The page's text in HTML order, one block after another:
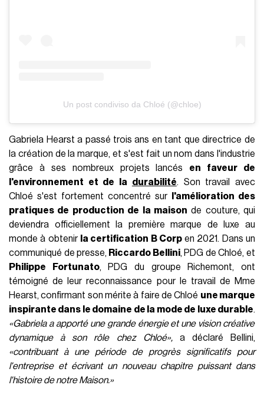
Un post condiviso da Chloé (@chloe)
Gabriela Hearst a passé trois ans en tant que directrice de
la création de la marque, et s'est fait un nom dans l'industrie
grâce à ses nombreux projets lancés en faveur de
l'environnement et de la durabilité. Son travail avec
Chloé s'est fortement concentré sur
l'amélioration des
pratiques de production de la maison de couture, qui
deviendra officiellement la première marque de luxe au
monde à obtenir la certification B Corpen 2021. Dans un
communiqué de presse, Riccardo Bellini, PDG de Chloé, et
Philippe Fortunato, PDG du groupe Richemont, ont
témoigné de leur reconnaissance pour le travail de Mme
Hearst, confirmant son mérite à faire de Chloé une marque
inspirante dans le domaine de la mode de luxe durable.
«Gabriela a apporté une grande énergie et une vision créative
dynamique à son rôle chez Chloé»,a déclaré Bellini,
«contribuant à une période de progrès significatifs pour
l'entreprise et écrivant un nouveau chapitre puissant dans
l'histoire de notre Maison.»